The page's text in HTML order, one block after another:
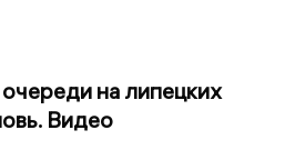
на липецких
Видео